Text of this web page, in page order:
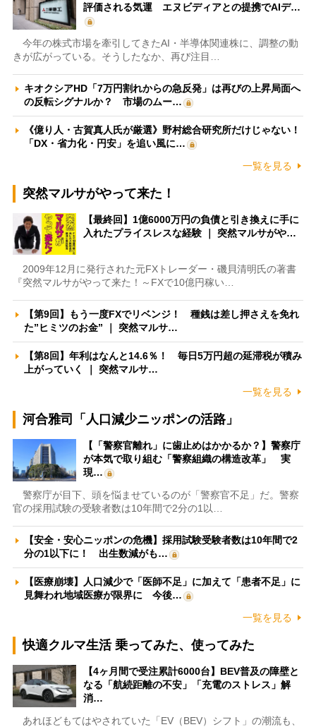
評価される気運 エヌビディアとの提携でAIデ…
今年の株式市場を牽引してきたAI・半導体関連株に、調整の動
きが広がっている。そうしたなか、再び注目…
キオクシアHD「7万円割れからの急反発」は再びの上昇局面へ
の反転シグナルか？ 市場のムー…
《億り人・古賀真人氏が厳選》野村総合研究所だけじゃない！
「DX・省力化・円安」を追い風に…
一覧を見る
突然マルサがやって来た！
【最終回】1億6000万円の負債と引き換えに手に
入れたプライスレスな経験 ｜ 突然マルサがや…
2009年12月に発行された元FXトレーダー・磯貝清明氏の著書
『突然マルサがやって来た！～FXで10億円稼い…
【第9回】もう一度FXでリベンジ！ 種銭は差し押さえを免れ
た”ヒミツのお金” ｜ 突然マルサ…
【第8回】年利はなんと14.6％！ 毎日5万円超の延滞税が積み
上がっていく ｜ 突然マルサ…
一覧を見る
河合雅司「人口減少ニッポンの活路」
【「警察官離れ」に歯止めはかかるか？】警察庁
が本気で取り組む「警察組織の構造改革」 実
現…
警察庁が目下、頭を悩ませているのが「警察官不足」だ。警察
官の採用試験の受験者数は10年間で2分の1以…
【安全・安心ニッポンの危機】採用試験受験者数は10年間で2
分の1以下に！ 出生数減がも…
【医療崩壊】人口減少で「医師不足」に加えて「患者不足」に
見舞われ地域医療が限界に 今後…
一覧を見る
快適クルマ生活 乗ってみた、使ってみた
【4ヶ月間で受注累計6000台】BEV普及の障壁と
なる「航続距離の不安」「充電のストレス」解
消…
あれほどもてはやされていた「EV（BEV）シフト」の潮流も、